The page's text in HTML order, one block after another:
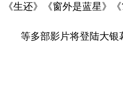
《生还》《窗外是蓝星》
等多部影片将登陆大银